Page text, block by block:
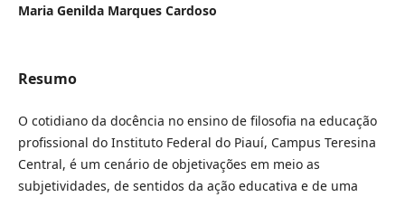
Maria Genilda Marques Cardoso
Resumo
O cotidiano da docência no ensino de filosofia na educação
profissional do Instituto Federal do Piauí, Campus Teresina
Central, é um cenário de objetivações em meio as
subjetividades, de sentidos da ação educativa e de uma